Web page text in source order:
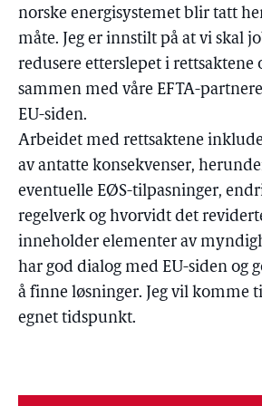
norske energisystemet blir tatt
måte. Jeg er innstilt på at vi skal
redusere etterslepet i rettsaktene
sammen med våre EFTA-
EU-siden.
Arbeidet med rettsaktene
av antatte konsekvenser,
eventuelle EØS-tilpasninger,
regelverk og hvorvidt det
inneholder elementer av
har god dialog med EU-siden og
å finne løsninger. Jeg vil komme
egnet tidspunkt.